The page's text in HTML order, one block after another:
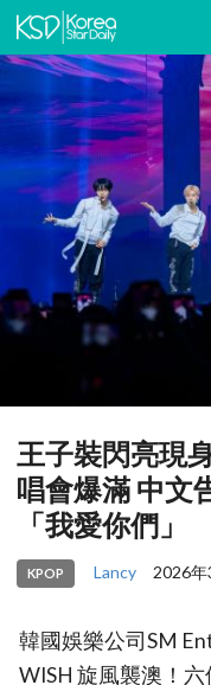
王子裝閃亮現
唱會爆滿 中文
「我愛你們」
KPOP Lancy 2026
韓國娛樂公司SM
WISH 旋風襲澳！